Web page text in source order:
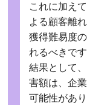
これに加え
よる顧客離
獲得難易度
れるべきです
結果として
害額は、企
可能性があり